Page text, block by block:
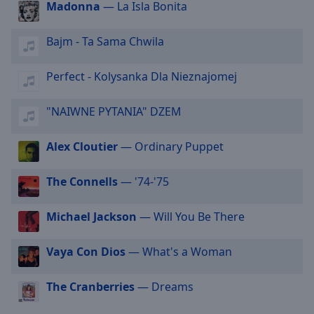
cancel
close
window.
Color
Opacity
Background
Color
Radio RMF - 90s
Radio RMF- Beatlemania
Radio RMF - Blues
Radio RMF - Cuba
Radio RMF - Dance
Radio RMF - Gold
Radio RMF - Hard & Heavy
Radio RMF - Hot New
Madonna — La Isla Bonita
Bajm - Ta Sama Chwila
Perfect - Kolysanka Dla Nieznajomej
"NAIWNE PYTANIA" DZEM
Alex Cloutier— Ordinary Puppet
The Connells— '74-'75
Michael Jackson — Will You Be There
Vaya Con Dios— What's a Woman
The Cranberries— Dreams